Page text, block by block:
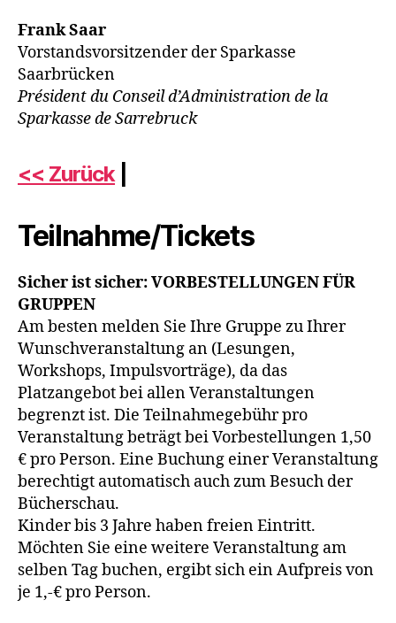
Frank Saar
Vorstandsvorsitzender der Sparkasse
Saarbrücken
Président du Conseil d’Administration de la
Sparkasse de Sarrebruck
<< Zurück
Teilnahme/Tickets
Sicher ist sicher: VORBESTELLUNGEN FÜR
GRUPPEN
Am besten melden Sie Ihre Gruppe zu Ihrer
Wunschveranstaltung an (Lesungen,
Workshops, Impulsvorträge), da das
Platzangebot bei allen Veranstaltungen
begrenzt ist. Die Teilnahmegebühr pro
Veranstaltung beträgt bei Vorbestellungen 1,50
€ pro Person. Eine Buchung einer Veranstaltung
berechtigt automatisch auch zum Besuch der
Bücherschau.
Kinder bis 3 Jahre haben freien Eintritt.
Möchten Sie eine weitere Veranstaltung am
selben Tag buchen, ergibt sich ein Aufpreis von
je 1,-€ pro Person.